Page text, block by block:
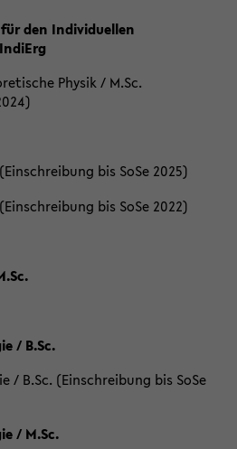
den Individuellen
Physik / M.Sc.
bis SoSe 2025)
bis SoSe 2022)
/ B.Sc.
/ B.Sc. (Einschreibung bis SoSe
/ M.Sc.